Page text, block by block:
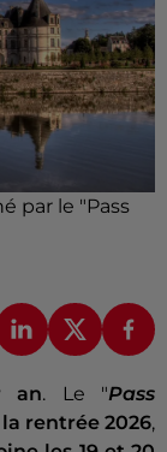
par le "Pass
an. Le "Pass
la rentrée 2026,